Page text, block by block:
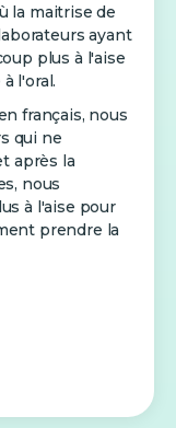
la maitrise de
ayant
plus à l'aise
l'oral.
français, nous
qui ne
après la
nous
à l'aise pour
prendre la